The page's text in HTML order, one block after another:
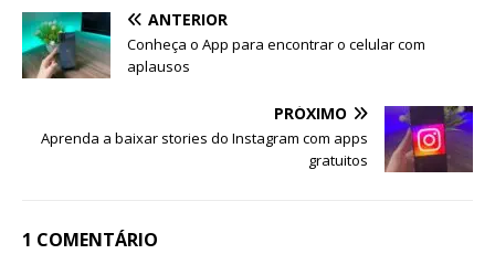
ANTERIOR
Conheça o App para encontrar o celular com
aplausos
PRÓXIMO
Aprenda a baixar stories do Instagram com apps
gratuitos
1 COMENTÁRIO